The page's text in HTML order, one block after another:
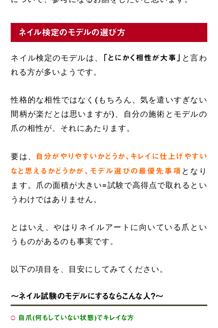
ネイル検定のモデルの選び方
ネイル検定のモデルは、 「とにかく相性が大事」
と言わ
れる方が多いようです。
性格的な相性ではなく(もちろん、気を遣いすぎない
間柄が楽だとは思いますが)、自分の施術とモデルの
爪の相性が、それにあたります。
要は、
自分がやりやすいかどうか、キレイに仕上げやすい
なと思えるかどうかが、モデル選びの最優先事項 となり
ます。爪の面積が大きい=試験で高得点で取れるとい
うわけではありません。
とはいえ、やはりネイルアートに向いている爪とい
うものがあるのも事実です。
以下の項目を、目安にしてみてください。
～ネイル試験のモデルにするならこんな人？～
自爪(何もしていない状態)でキレイな方